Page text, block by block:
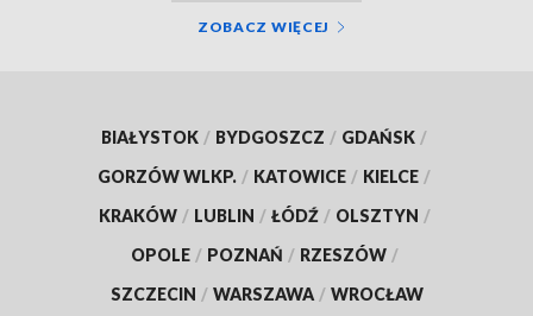
ZOBACZ WIĘCEJ
BIAŁYSTOK / BYDGOSZCZ / GDAŃSK /
GORZÓW WLKP. / KATOWICE / KIELCE /
KRAKÓW / LUBLIN / ŁÓDŹ / OLSZTYN /
OPOLE / POZNAŃ / RZESZÓW /
SZCZECIN / WARSZAWA / WROCŁAW